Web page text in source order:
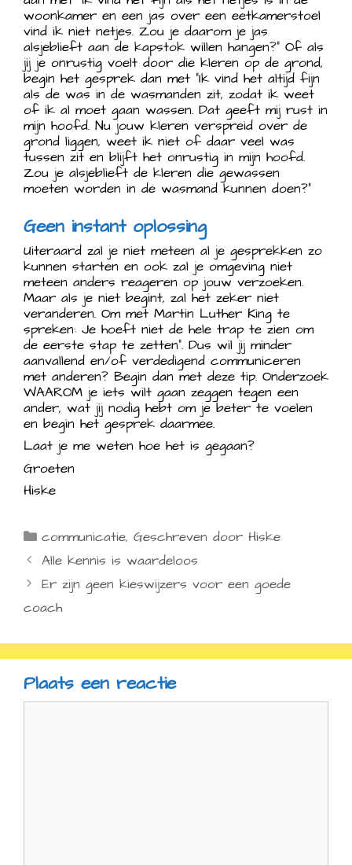
woonkamer en een jas over een eetkamerstoel
vind ik niet netjes. Zou je daarom je jas
alsjeblieft aan de kapstok willen hangen?” Of als
jij je onrustig voelt door die kleren op de grond,
begin het gesprek dan met “Ik vind het altijd fijn
als de was in de wasmanden zit, zodat ik weet
of ik al moet gaan wassen. Dat geeft mij rust in
mijn hoofd. Nu jouw kleren verspreid over de
grond liggen, weet ik niet of daar veel was
tussen zit en blijft het onrustig in mijn hoofd.
Zou je alsjeblieft de kleren die gewassen
moeten worden in de wasmand kunnen doen?”
Geen instant oplossing
Uiteraard zal je niet meteen al je gesprekken zo
kunnen starten en ook zal je omgeving niet
meteen anders reageren op jouw verzoeken.
Maar als je niet begint, zal het zeker niet
veranderen. Om met Martin Luther King te
spreken: Je hoeft niet de hele trap te zien om
de eerste stap te zetten”. Dus wil jij minder
aanvallend en/of verdedigend communiceren
met anderen? Begin dan met deze tip. Onderzoek
WAAROM je iets wilt gaan zeggen tegen een
ander, wat jij nodig hebt om je beter te voelen
en begin het gesprek daarmee.
Laat je me weten hoe het is gegaan?
Groeten
Hiske
Categorieën
communicatie,Geschreven door Hiske
Alle kennis is waardeloos
Er zijn geen kieswijzers voor een goede
coach
Plaats een reactie
Reactie